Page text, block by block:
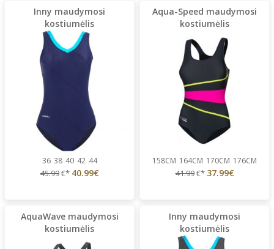
Inny maudymosi
kostiumėlis
36 38 40 42 44
45.99€* 40.99€
Aqua-Speed maudymosi
kostiumėlis
158CM 164CM 170CM 176CM
41.99€* 37.99€
AquaWave maudymosi
kostiumėlis
Inny maudymosi
kostiumėlis